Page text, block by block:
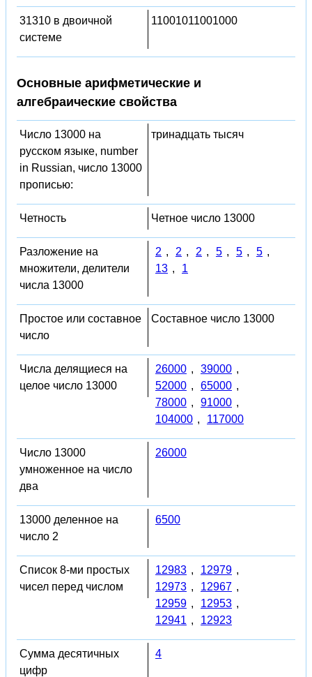
31310 в двоичной
системе
11001011001000
Основные арифметические и
алгебраические свойства
Число 13000 на
русском языке, number
in Russian, число 13000
прописью:
тринадцать тысяч
Четность Четное число 13000
Разложение на
множители, делители
числа 13000
2 , 2 , 2 , 5 , 5 , 5 ,
13 , 1
Простое или составное
число
Составное число 13000
Числа делящиеся на
целое число 13000
26000 , 39000 ,
52000 , 65000 ,
78000 , 91000 ,
104000 , 117000
Число 13000
умноженное на число
два
26000
13000 деленное на
число 2
6500
Список 8-ми простых
чисел перед числом
12983 , 12979 ,
12973 , 12967 ,
12959 , 12953 ,
12941 , 12923
Сумма десятичных
цифр
4